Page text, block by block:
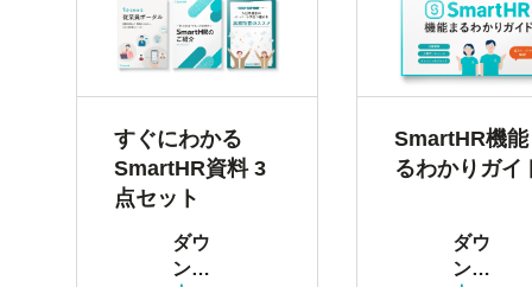
すぐにわかる
SmartHR資料 3
点セット
ダウ
ン
SmartHR機
るわかりガイ
ダウ
ン